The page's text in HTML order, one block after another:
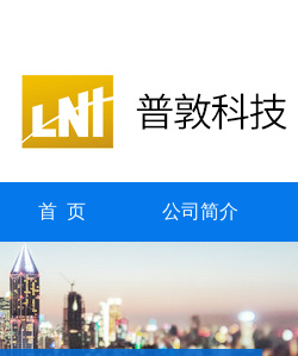
首 页 公司简介